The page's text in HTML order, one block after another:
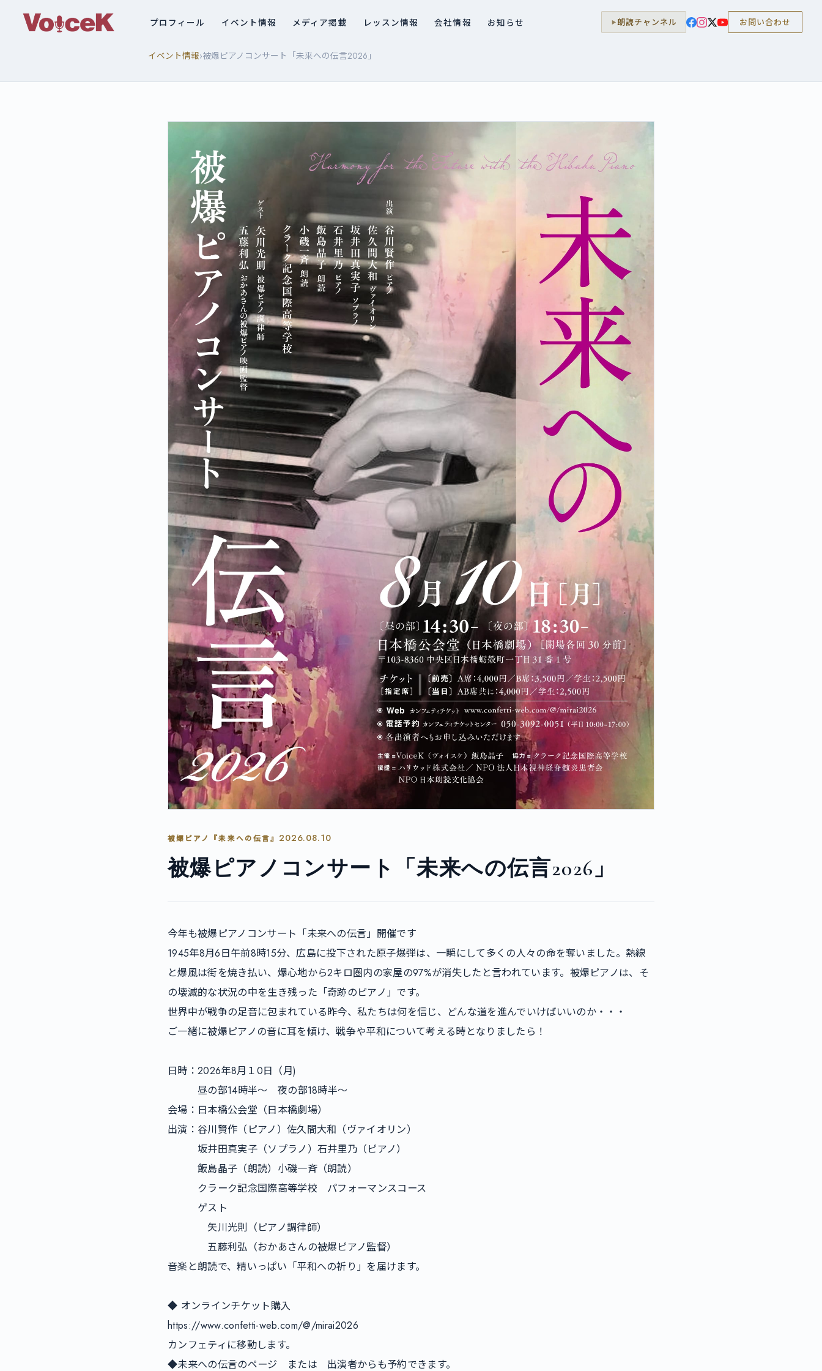
プロフィール イベント情報 メディア掲載 レッスン情報 会社情報 お知らせ 朗読チャンネル お問い合わせ
イベント情報›被爆ピアノコンサート「未来への伝言2026」
被爆ピアノ『未来への伝言』2026.08.10
被爆ピアノコンサート「未来への伝言2026」
今年も被爆ピアノコンサート「未来への伝言」開催です
1945年8月6日午前8時15分、広島に投下された原子爆弾は、一瞬にして多くの人々の命を奪いました。熱線
と爆風は街を焼き払い、爆心地から2キロ圏内の家屋の97%が消失したと言われています。被爆ピアノは、そ
の壊滅的な状況の中を生き残った「奇跡のピアノ」です。
世界中が戦争の足音に包まれている昨今、私たちは何を信じ、どんな道を進んでいけばいいのか・・・
ご一緒に被爆ピアノの音に耳を傾け、戦争や平和について考える時となりましたら！
日時：2026年8月１0日（月)
昼の部14時半～　夜の部18時半～
会場：日本橋公会堂（日本橋劇場）
出演：谷川賢作（ピアノ）佐久間大和（ヴァイオリン）
坂井田真実子（ソプラノ）石井里乃（ピアノ）
飯島晶子（朗読）小磯一斉（朗読）
クラーク記念国際高等学校　パフォーマンスコース
ゲスト
矢川光則（ピアノ調律師）
五藤利弘（おかあさんの被爆ピアノ監督）
音楽と朗読で、精いっぱい「平和への祈り」を届けます。
◆ オンラインチケット購入
https://www.confetti-web.com/@/mirai2026
カンフェティに移動します。
◆未来への伝言のページ　または　出演者からも予約できます。